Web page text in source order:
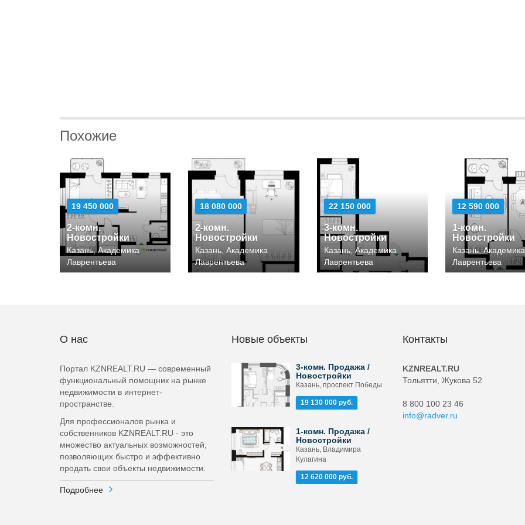
Похожие
19 450 000
2-комн.
Новостройки
Казань, Академика
Лаврентьева
18 080 000
2-комн.
Новостройки
Казань, Академика
Лаврентьева
22 150 000
3-комн.
Новостройки
Казань, Академика
Лаврентьева
12 590 000
1-комн.
Новостройки
Казань, Академика
Лаврентьева
О нас
Портал KZNREALT.RU — современный
функциональный помощник на рынке
недвижимости в интернет-
пространстве.
Для профессионалов рынка и
собственников KZNREALT.RU - это
множество актуальных возможностей,
позволяющих быстро и эффективно
продать свои объекты недвижимости.
Подробнее
Новые объекты
3-комн. Продажа /
Новостройки
Казань, проспект Победы
19 130 000 руб.
1-комн. Продажа /
Новостройки
Казань, Владимира
Кулагина
12 620 000 руб.
Контакты
KZNREALT.RU
Тольятти, Жукова 52
8 800 100 23 46
info@radver.ru